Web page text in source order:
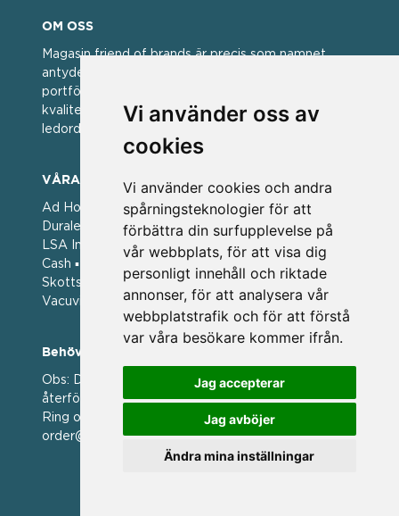
Vi använder oss av
cookies
Vi använder cookies och andra
spårningsteknologier för att
förbättra din surfupplevelse på
vår webbplats, för att visa dig
personligt innehåll och riktade
annonser, för att analysera vår
webbplatstrafik och för att förstå
var våra besökare kommer ifrån.
Jag accepterar
Jag avböjer
Ändra mina inställningar
OM OSS
Magasin friend of brands är precis som namnet
antyder; en vän av varumärken. Vi har idag en stor
portfölj med välkända varumärken med hög
kvalitet. För oss har kvalitet alltid varit ett av
ledorden och som styrt vår verksamhet.
VÅRA VARUMÄRKEN
Ad Hoc ▪ Bialetti ▪ Cole & Mason ▪ Caps Me ▪
Duralex ▪ Forged ▪ G3 Ferrari ▪ Ken Hom ▪ Kilner ▪
LSA International ▪ Laguiole Style de Vie ▪ Mason
Cash ▪ Pintinox ▪ Plate-it ▪ Price and Kengsington ▪
Skottsberg ▪ Scandinavian Home ▪ Style de Vie ▪
Vacuvin ▪ Viners ▪ Zack ▪ Zyliss
Behöver du hjälp att beställa?
Obs: Detta är en webshop enbart för våra
återförsäljare.
Ring oss på 036 369070 eller mejla till oss på
order@magasin.nu